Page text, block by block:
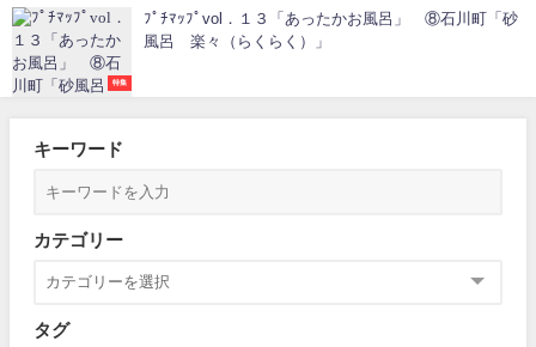
特集
ﾌﾟﾁﾏｯﾌﾟvol．１３「あったかお風呂」 ⑧石川町「砂
風呂 楽々（らくらく）」
キーワード
カテゴリー
タグ